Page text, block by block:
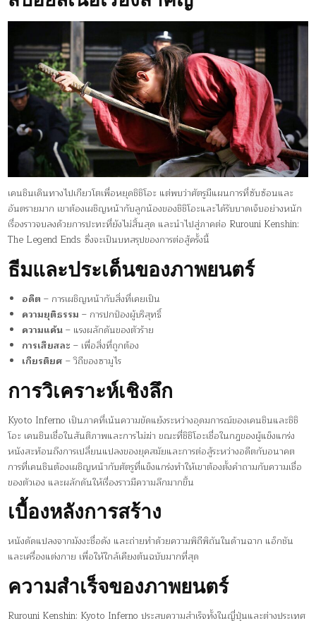
เคนชินเดินทางไปเกียวโตเพื่อหยุดชิชิโอะ แต่พบว่าศัตรูมีแผนการที่ซับซ้อนและ
อันตรายมาก เขาต้องเผชิญหน้ากับลูกน้องของชิชิโอะและได้รับบาดเจ็บอย่างหนัก
เรื่องราวจบลงด้วยการปะทะที่ยังไม่สิ้นสุด และนำไปสู่ภาคต่อ Rurouni Kenshin:
The Legend Ends ซึ่งจะเป็นบทสรุปของการต่อสู้ครั้งนี้
ธีมและประเด็นของภาพยนตร์
อดีต – การเผชิญหน้ากับสิ่งที่เคยเป็น
ความยุติธรรม – การปกป้องผู้บริสุทธิ์
ความแค้น– แรงผลักดันของตัวร้าย
การเสียสละ – เพื่อสิ่งที่ถูกต้อง
เกียรติยศ – วิถีของซามูไร
การวิเคราะห์เชิงลึก
Kyoto Inferno เป็นภาคที่เน้นความขัดแย้งระหว่างอุดมการณ์ของเคนชินและชิชิ
โอะ เคนชินเชื่อในสันติภาพและการไม่ฆ่า ขณะที่ชิชิโอะเชื่อในกฎของผู้แข็งแกร่ง
หนังสะท้อนถึงการเปลี่ยนแปลงของยุคสมัยและการต่อสู้ระหว่างอดีตกับอนาคต
การที่เคนชินต้องเผชิญหน้ากับศัตรูที่แข็งแกร่งทำให้เขาต้องตั้งคำถามกับความเชื่อ
ของตัวเอง และผลักดันให้เรื่องราวมีความลึกมากขึ้น
เบื้องหลังการสร้าง
หนังดัดแปลงจากมังงะชื่อดัง และถ่ายทำด้วยความพิถีพิถันในด้านฉาก แอ็กชัน
และเครื่องแต่งกาย เพื่อให้ใกล้เคียงต้นฉบับมากที่สุด
ความสำเร็จของภาพยนตร์
Rurouni Kenshin: Kyoto Inferno ประสบความสำเร็จทั้งในญี่ปุ่นและต่างประเทศ